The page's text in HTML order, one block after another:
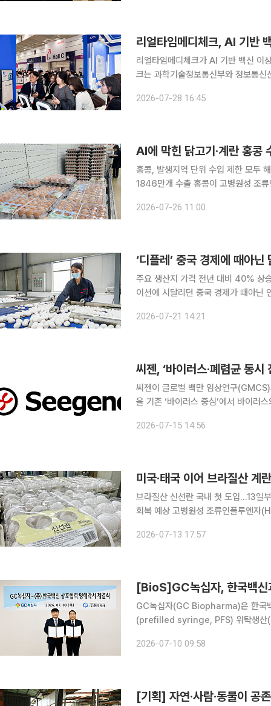
리얼타임메디체크가 AI 기반 백신 이상반응
크는 과학기술정보통신부와 정보통
밝혔다. 사업의 공공 실증기관으
2026-07-28 16:45
AI에 막힌 닭고기·계란 홍
홍콩, 발생지역 단위 수입 제한 모두
1846만개 수출 홍콩이 고병원성 조류인플루엔자(AI) 발생지역 36개 시·군에 적용하던 수입 제한
닭고기와 계란 등 신선 가금제품의 수
2026-07-26 11:00
‘디플레’ 중국 경제에 때아
주요 생산지 가격 전년 대비 40% 상
이션에 시달리던 중국 경제가 때아닌
40% 이상 급등했다. 최근 중국 북부
2026-07-21 14:21
씨젠, ‘바이러스·폐렴균 동
씨젠이 글로벌 백만 임상연구
을 기존 ‘바이러스 중심’에서 바이러
(STAgora)’를 활용해 약 26만건의
2026-07-15 14:56
미국·태국 이어 브라질산
브라질산 신선란 국내 첫 도입…13
회복 예상 고병원성 조류인플루엔자(HPAI) 여파로 계란 생산과 공급이 줄면서 정부가 국내 처음으
발생에 따른 수급 불안과 가격 상승에
2026-07-13 17:57
[BioS]GC녹십자, 한국백
GC녹십자(GC Biopharma)은 한국
(prefilled syringe, PFS) 위탁생산
통해 자사의 독감백신 '지씨플루
2026-07-10 09:58
[기획] 자연·사람·동물이